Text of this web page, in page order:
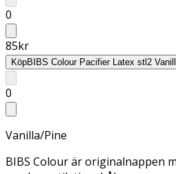
0
85kr
KöpBIBS Colour Pacifier Latex stl2
0
Vanilla/Pine
BIBS Colour är originalnappen